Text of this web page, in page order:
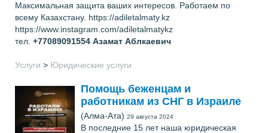
Максимальная защита ваших интересов. Работаем по
всему Казахстану. https://adiletalmaty.kz
https://www.instagram.com/adiletalmatykz
тел. +77089091554 Азамат Аблкаевич
Услуги > Юридические услуги
Помощь беженцам и
работникам из СНГ в Израиле
(Алма-Ата) 29 августа 2024
В последние 15 лет наша юридическая